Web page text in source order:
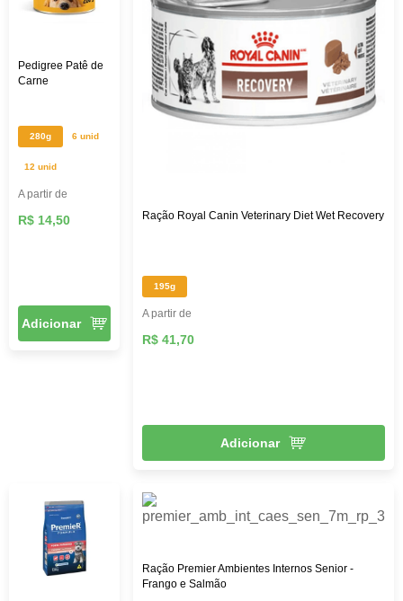
Pedigree Patê de
Carne
280g 6 unid
12 unid
A partir de
R$ 14,50
Adicionar
Ração Royal Canin Veterinary Diet Wet Recovery
195g
A partir de
R$ 41,70
Adicionar
Ração Premier Ambientes Internos Senior -
Frango e Salmão